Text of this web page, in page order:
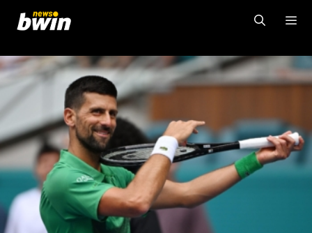
contenuto